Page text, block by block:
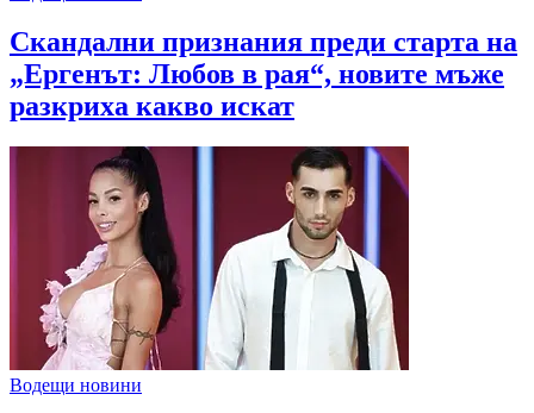
Скандални признания преди старта на
„Ергенът: Любов в рая“, новите мъже
разкриха какво искат
Водещи новини